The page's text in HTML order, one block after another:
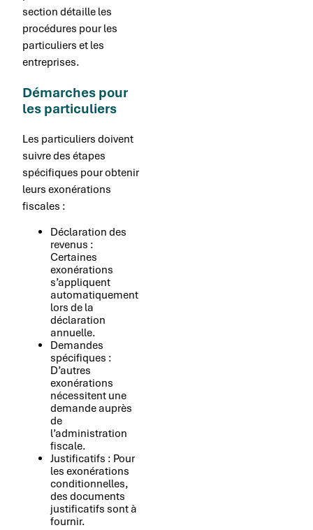
section détaille les
procédures pour les
particuliers et les
entreprises.
Démarches pour
les particuliers
Les particuliers doivent
suivre des étapes
spécifiques pour obtenir
leurs exonérations
fiscales :
Déclaration des
revenus :
Certaines
exonérations
s’appliquent
automatiquement
lors de la
déclaration
annuelle.
Demandes
spécifiques :
D’autres
exonérations
nécessitent une
demande auprès
de
l’administration
fiscale.
Justificatifs : Pour
les exonérations
conditionnelles,
des documents
justificatifs sont à
fournir.